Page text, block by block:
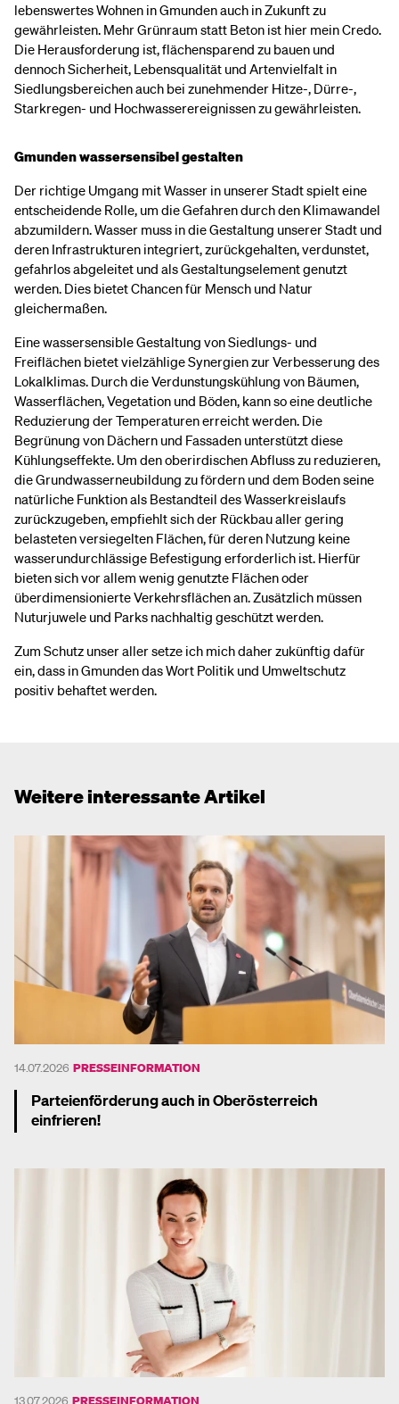
lebenswertes Wohnen in Gmunden auch in Zukunft zu
gewährleisten. Mehr Grünraum statt Beton ist hier mein Credo.
Die Herausforderung ist, flächensparend zu bauen und
dennoch Sicherheit, Lebensqualität und Artenvielfalt in
Siedlungsbereichen auch bei zunehmender Hitze-, Dürre-,
Starkregen- und Hochwasserereignissen zu gewährleisten.
Gmunden wassersensibel gestalten
Der richtige Umgang mit Wasser in unserer Stadt spielt eine
entscheidende Rolle, um die Gefahren durch den Klimawandel
abzumildern. Wasser muss in die Gestaltung unserer Stadt und
deren Infrastrukturen integriert, zurückgehalten, verdunstet,
gefahrlos abgeleitet und als Gestaltungselement genutzt
werden. Dies bietet Chancen für Mensch und Natur
gleichermaßen.
Eine wassersensible Gestaltung von Siedlungs- und
Freiflächen bietet vielzählige Synergien zur Verbesserung des
Lokalklimas. Durch die Verdunstungskühlung von Bäumen,
Wasserflächen, Vegetation und Böden, kann so eine deutliche
Reduzierung der Temperaturen erreicht werden. Die
Begrünung von Dächern und Fassaden unterstützt diese
Kühlungseffekte. Um den oberirdischen Abfluss zu reduzieren,
die Grundwasserneubildung zu fördern und dem Boden seine
natürliche Funktion als Bestandteil des Wasserkreislaufs
zurückzugeben, empfiehlt sich der Rückbau aller gering
belasteten versiegelten Flächen, für deren Nutzung keine
wasserundurchlässige Befestigung erforderlich ist. Hierfür
bieten sich vor allem wenig genutzte Flächen oder
überdimensionierte Verkehrsflächen an. Zusätzlich müssen
Nuturjuwele und Parks nachhaltig geschützt werden.
Zum Schutz unser aller setze ich mich daher zukünftig dafür
ein, dass in Gmunden das Wort Politik und Umweltschutz
positiv behaftet werden.
Weitere interessante Artikel
14.07.2026 PRESSEINFORMATION
Parteienförderung auch in Oberösterreich
einfrieren!
13.07.2026 PRESSEINFORMATION